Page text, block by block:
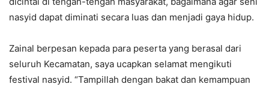
nasyid dapat diminati secara luas dan menjadi gaya hidup.
Zainal berpesan kepada para peserta yang berasal dari
seluruh Kecamatan, saya ucapkan selamat mengikuti
festival nasyid. “Tampillah dengan bakat dan kemampuan